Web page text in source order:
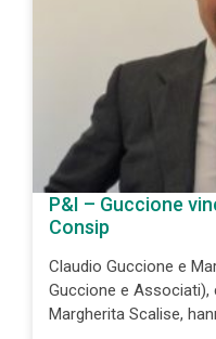
P&I – Guccione
Consip
Claudio Guccione e
Guccione e Associati),
Margherita Scalise,